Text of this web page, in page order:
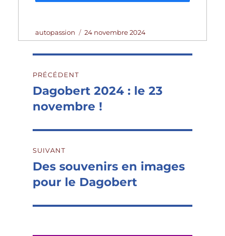
Auteur
autopassion
Publié
le
24 novembre 2024
de
l’article
PRÉCÉDENT
Publication
précédente :
Dagobert 2024 : le 23
novembre !
SUIVANT
Publication
suivante :
Des souvenirs en images
pour le Dagobert